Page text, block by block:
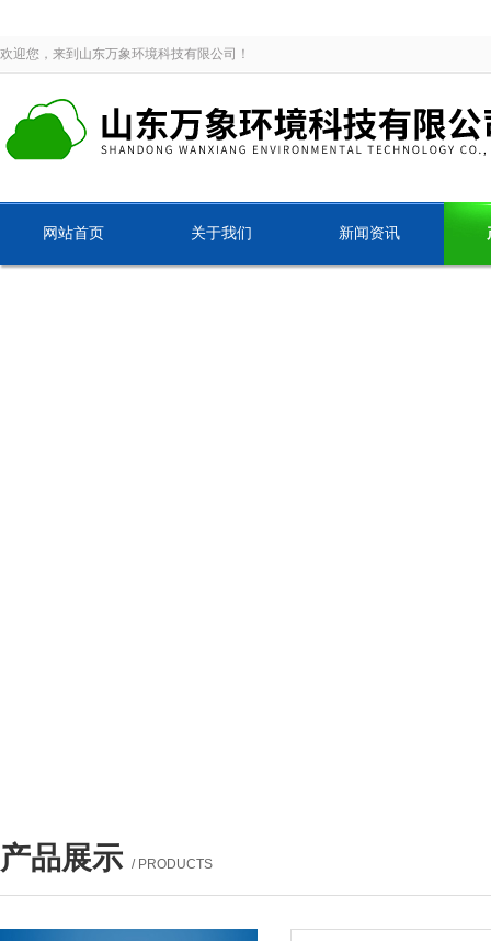
欢迎您，来到山东万象环境科技有限公司！
网站首页 关于我们 新闻资讯
产品展示 / PRODUCTS